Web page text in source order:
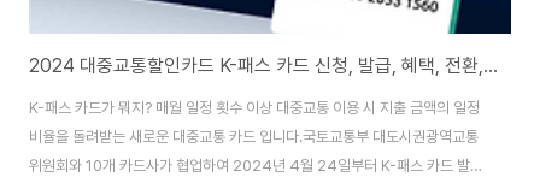
2024 대중교통할인카드 K-패스 카드 신청, 발급, 혜택, 전환, 환급,사용법
K-패스 카드가 뭐지? 매월 일정 횟수 이상 대중교통 이용 시 지출 금액의 일정
비율을 돌려받는 새로운 대중교통 카드 입니다.국토교통부 대도시권광역교통
위원회와 10개 카드사가 협업하여 2024년 4월 24일부터 K-패스 카드 발급